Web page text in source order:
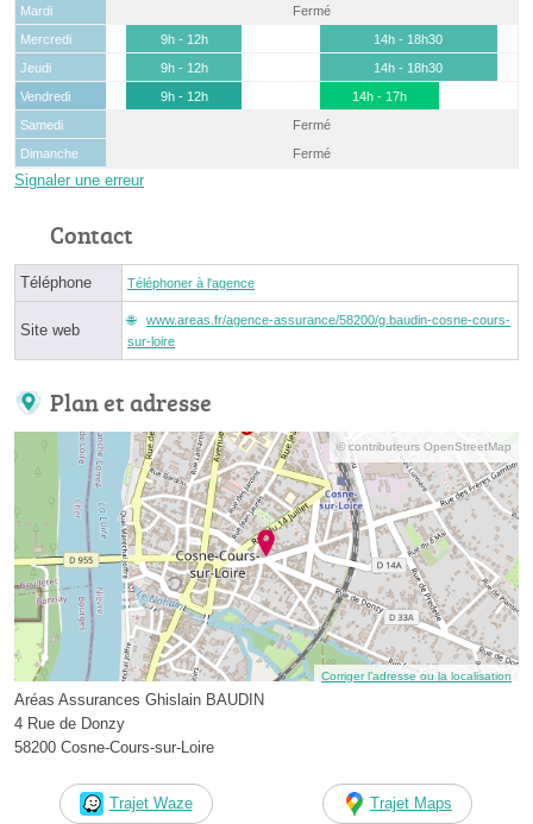
Mardi
Fermé
Mercredi
9h - 12h
14h - 18h30
Jeudi
9h - 12h
14h - 18h30
Vendredi
9h - 12h
14h - 17h
Samedi
Fermé
Dimanche
Fermé
Signaler une erreur
Contact
Téléphone Téléphoner à l'agence
Site web
www.areas.fr/agence-assurance/58200/g.baudin-cosne-cours-
sur-loire
Plan et adresse
© contributeurs OpenStreetMap
Corriger l’adresse ou la localisation
Aréas Assurances Ghislain BAUDIN
4 Rue de Donzy
58200 Cosne-Cours-sur-Loire
Trajet Waze Trajet Maps